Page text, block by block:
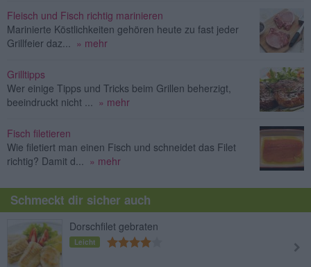
Fleisch und Fisch richtig marinieren
Marinierte Köstlichkeiten gehören heute zu fast jeder
Grillfeier daz... » mehr
Grilltipps
Wer einige Tipps und Tricks beim Grillen beherzigt,
beeindruckt nicht ... » mehr
Fisch filetieren
Wie filetiert man einen Fisch und schneidet das Filet
richtig? Damit d... » mehr
Schmeckt dir sicher auch
Dorschfilet gebraten
Leicht